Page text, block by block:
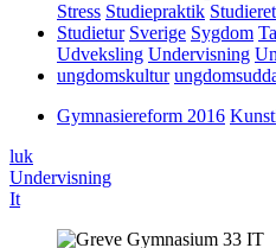
Stress Studiepraktik
Studietur Sverige Sygdom
Udveksling Undervisning
ungdomskultur
Gymnasiereform 2016
luk
Undervisning
It